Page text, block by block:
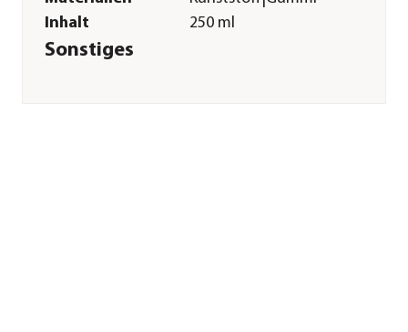
Inhalt
250 ml
Sonstiges